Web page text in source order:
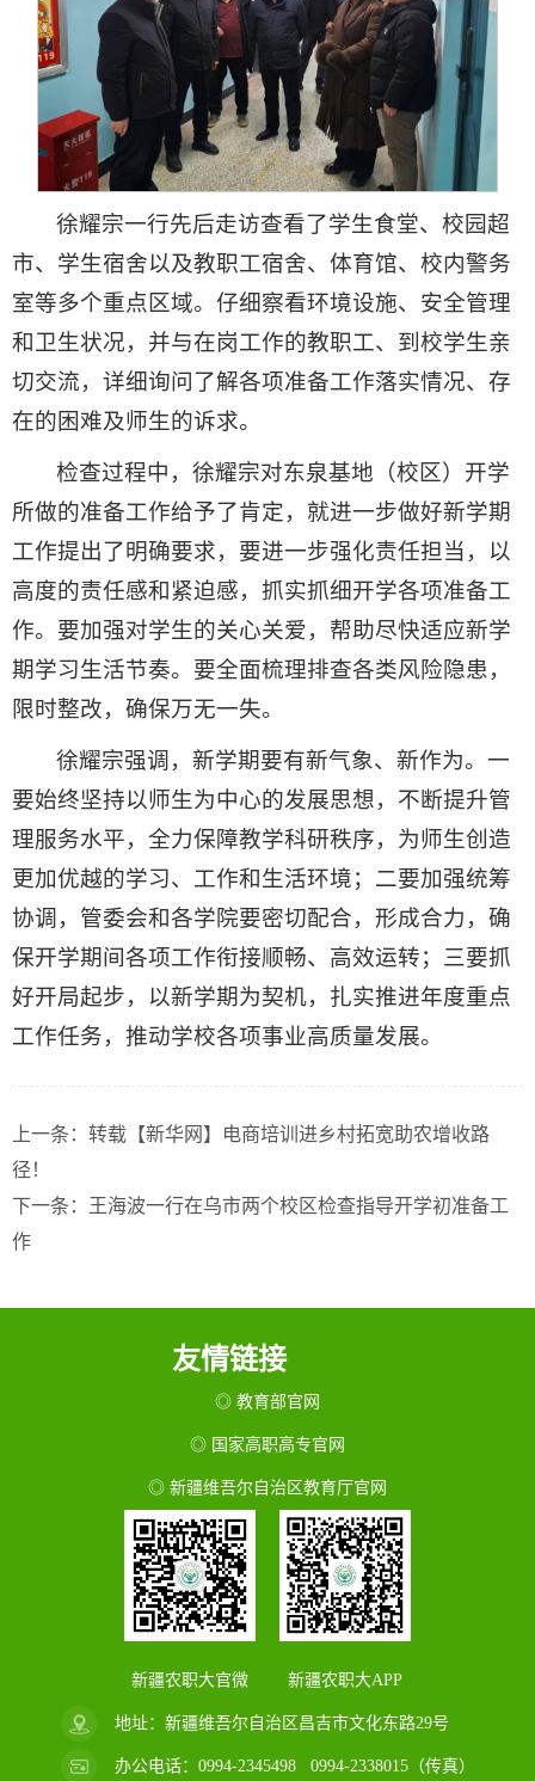
徐耀宗一行先后走访查看了学生食堂、校园超
市、学生宿舍以及教职工宿舍、体育馆、校内警务
室等多个重点区域。仔细察看环境设施、安全管理
和卫生状况，并与在岗工作的教职工、到校学生亲
切交流，详细询问了解各项准备工作落实情况、存
在的困难及师生的诉求。
检查过程中，徐耀宗对东泉基地（校区）开学
所做的准备工作给予了肯定，就进一步做好新学期
工作提出了明确要求，要进一步强化责任担当，以
高度的责任感和紧迫感，抓实抓细开学各项准备工
作。要加强对学生的关心关爱，帮助尽快适应新学
期学习生活节奏。要全面梳理排查各类风险隐患，
限时整改，确保万无一失。
徐耀宗强调，新学期要有新气象、新作为。一
要始终坚持以师生为中心的发展思想，不断提升管
理服务水平，全力保障教学科研秩序，为师生创造
更加优越的学习、工作和生活环境；二要加强统筹
协调，管委会和各学院要密切配合，形成合力，确
保开学期间各项工作衔接顺畅、高效运转；三要抓
好开局起步，以新学期为契机，扎实推进年度重点
工作任务，推动学校各项事业高质量发展。
上一条： 转载【新华网】电商培训进乡村拓宽助农增收路
径！
下一条：
王海波一行在乌市两个校区检查指导开学初准备工
作
友情链接
◎ 教育部官网
◎ 国家高职高专官网
◎ 新疆维吾尔自治区教育厅官网
新疆农职大官微 新疆农职大APP
地址：新疆维吾尔自治区昌吉市文化东路29号
办公电话：0994-2345498 0994-2338015（传真）